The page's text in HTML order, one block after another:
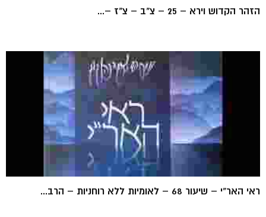
הזהר הקדוש וירא – 25 – צ"ב – צ"ז –...
ראי האר"י – שיעור 68 – לאומיות ללא רוחניות – הרב...